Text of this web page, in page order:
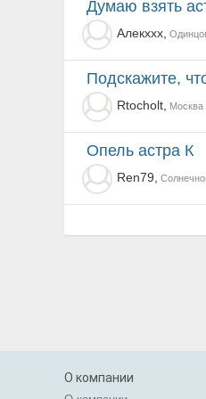
Думаю взять
Алекxxx,
подскажите,
Rtocholt, Москва
Опель астра К
Ren79,
О компании